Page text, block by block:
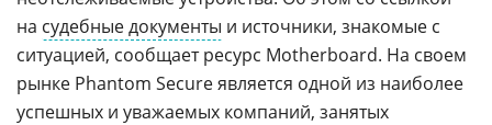
на судебные документы и источники, знакомые с
ситуацией, сообщает ресурс Motherboard. На своем
рынке Phantom Secure является одной из наиболее
успешных и уважаемых компаний, занятых